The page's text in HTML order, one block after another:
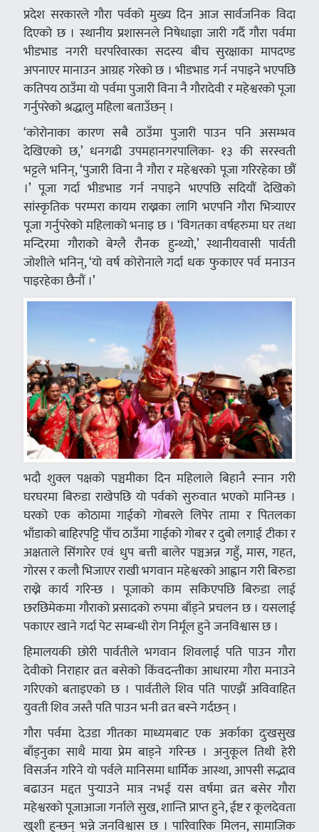
प्रदेश सरकारले गौरा पर्वको मुख्य दिन आज सार्वजनिक विदा
दिएको छ । स्थानीय प्रशासनले निषेधाज्ञा जारी गर्दै गौरा पर्वमा
भीडभाड नगरी घरपरिवारका सदस्य बीच सुरक्षाका मापदण्ड
अपनाएर मानाउन आग्रह गरेको छ । भीडभाड गर्न नपाइने भएपछि
कतिपय ठाउँमा यो पर्वमा पुजारी विना नै गौरादेवी र महेश्वरको पूजा
गर्नुपरेको श्रद्धालु महिला बताउँछन् ।
‘कोरोनाका कारण सबै ठाउँमा पुजारी पाउन पनि असम्भव
देखिएको छ,’ धनगढी उपमहानगरपालिका- १३ की सरस्वती
भट्टले भनिन्, ‘पुजारी विना नै गौरा र महेश्वरको पूजा गरिरहेका छौं
।’ पूजा गर्दा भीडभाड गर्न नपाइने भएपछि सदियौं देखिको
सांस्कृतिक परम्परा कायम राख्नका लागि भएपनि गौरा भित्र्याएर
पूजा गर्नुपरेको महिलाको भनाइ छ । ‘विगतका वर्षहरुमा घर तथा
मन्दिरमा गौराको बेग्लै रौनक हुन्थ्यो,’ स्थानीयवासी पार्वती
जोशीले भनिन्, ‘यो वर्ष कोरोनाले गर्दा धक फुकाएर पर्व मनाउन
पाइरहेका छैनौं ।’
भदौ शुक्ल पक्षको पञ्चमीका दिन महिलाले बिहानै स्नान गरी
घरघरमा बिरुडा राखेपछि यो पर्वको सुरुवात भएको मानिन्छ ।
घरको एक कोठामा गाईको गोबरले लिपेर तामा र पितलका
भाँडाको बाहिरपट्टि पाँच ठाउँमा गाईको गोबर र दुबो लगाई टीका र
अक्षताले सिंगारेर एवं धुप बत्ती बालेर पञ्चअन्न गहुँ, मास, गहत,
गोरस र कलौ भिजाएर राखी भगवान महेश्वरको आह्वान गरी बिरुडा
राख्ने कार्य गरिन्छ । पूजाको काम सकिएपछि बिरुडा लाई
छरछिमेकमा गौराको प्रसादको रुपमा बाँड्ने प्रचलन छ । यसलाई
पकाएर खाने गर्दा पेट सम्बन्धी रोग निर्मूल हुने जनविश्वास छ ।
हिमालयकी छोरी पार्वतीले भगवान शिवलाई पति पाउन गौरा
देवीको निराहार व्रत बसेको किंवदन्तीका आधारमा गौरा मनाउने
गरिएको बताइएको छ । पार्वतीले शिव पति पाएझैं अविवाहित
युवती शिव जस्तै पति पाउन भनी व्रत बस्ने गर्दछन् ।
गौरा पर्वमा देउडा गीतका माध्यमबाट एक अर्काका दुःखसुख
बाँड्नुका साथै माया प्रेम बाड्ने गरिन्छ । अनुकूल तिथी हेरी
विसर्जन गरिने यो पर्वले मानिसमा धार्मिक आस्था, आपसी सद्भाव
बढाउन मद्दत पुर्‍याउने मात्र नभई यस वर्षमा व्रत बसेर गौरा
महेश्वरको पूजाआजा गर्नाले सुख, शान्ति प्राप्त हुने, ईष्ट र कूलदेवता
खुशी हुन्छन् भन्ने जनविश्वास छ । पारिवारिक मिलन, सामाजिक